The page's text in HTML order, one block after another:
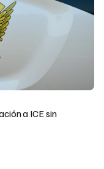
a ICE sin